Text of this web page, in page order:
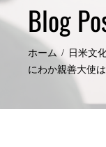
Blog
ホーム
日米文
にわか親善大使